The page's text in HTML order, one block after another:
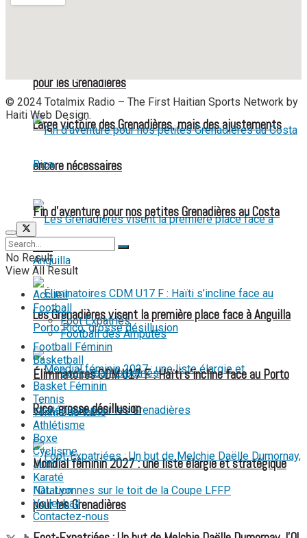
Large victoire des Grenadières, mais des ajustements
encore nécessaires
Les Grenadières visent la première place face à Anguilla
Mondial féminin 2027 : une liste élargie et stratégique
pour les Grenadières
pour les Grenadières
Fin d’aventure pour nos petites Grenadières au Costa
Rica
Éliminatoires CDM U17 F : Haïti s’incline face au Porto
Rico, grosse désillusion
© 2024 Totalmix Radio – The First Haitian Sports Network by
Haiti Web Design.
No Result
View All Result
Accueil
Football
Foot Expatriés
Football des Amputés
Football Féminin
Basketball
Basketball Expatriés
Basket Féminin
Tennis
Tennis de table
Athlétisme
Boxe
Cyclisme
Judo
Karaté
Natation
Volleyball
Contactez-nous